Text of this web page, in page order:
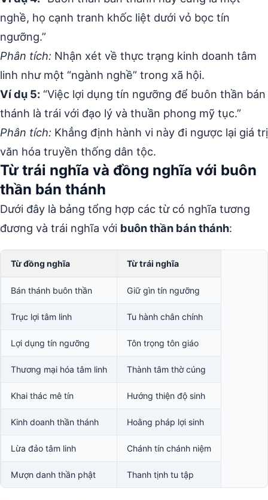
nghề, họ cạnh tranh khốc liệt dưới vỏ bọc tín
ngưỡng.”
Phân tích: Nhận xét về thực trạng kinh doanh tâm
linh như một “ngành nghề” trong xã hội.
Ví dụ 5: “Việc lợi dụng tín ngưỡng để buôn thần bán
thánh là trái với đạo lý và thuần phong mỹ tục.”
Phân tích: Khẳng định hành vi này đi ngược lại giá trị
văn hóa truyền thống dân tộc.
Từ trái nghĩa và đồng nghĩa với buôn
thần bán thánh
Dưới đây là bảng tổng hợp các từ có nghĩa tương
đương và trái nghĩa với buôn thần bán thánh:
Từ đồng nghĩa Từ trái nghĩa
Bán thánh buôn thần Giữ gìn tín ngưỡng
Trục lợi tâm linh Tu hành chân chính
Lợi dụng tín ngưỡng Tôn trọng tôn giáo
Thương mại hóa tâm linh Thành tâm thờ cúng
Khai thác mê tín Hướng thiện độ sinh
Kinh doanh thần thánh Hoằng pháp lợi sinh
Lừa đảo tâm linh Chánh tín chánh niệm
Mượn danh thần phật Thanh tịnh tu tập